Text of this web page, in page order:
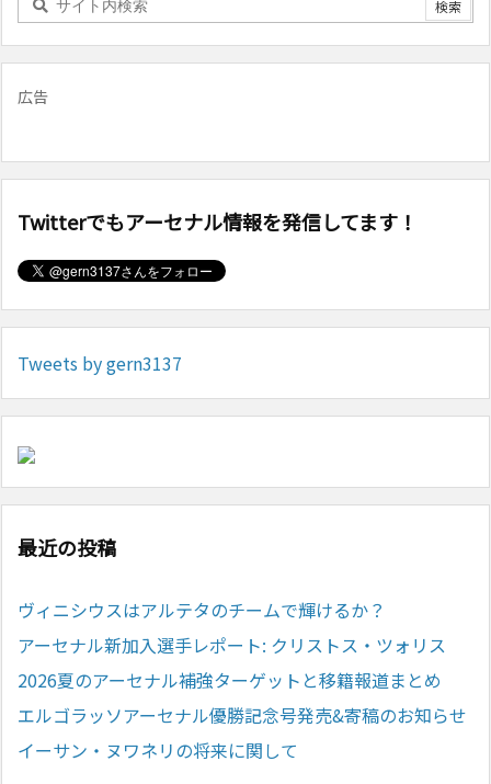
広告
Twitterでもアーセナル情報を発信してます！
Tweets by gern3137
最近の投稿
ヴィニシウスはアルテタのチームで輝けるか？
アーセナル新加入選手レポート: クリストス・ツォリス
2026夏のアーセナル補強ターゲットと移籍報道まとめ
エルゴラッソアーセナル優勝記念号発売&寄稿のお知らせ
イーサン・ヌワネリの将来に関して